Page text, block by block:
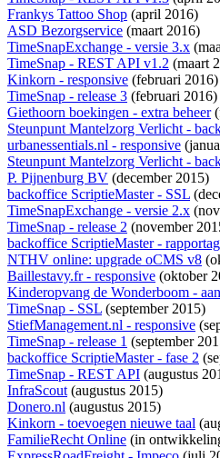
Frankys Tattoo Shop (april 2016)
ASD Bezorgservice (maart 2016)
TimeSnapExchange - versie 3.x
TimeSnap - REST API v1.2 (maart
Kinkorn - responsive (februari 2016)
TimeSnap - release 3 (februari 2016)
Giethoorn boekingen - extra beheer
Steunpunt Mantelzorg Verlicht -
urbanessentials.nl - responsive
Steunpunt Mantelzorg Verlicht -
P. Pijnenburg BV (december 2015)
backoffice ScriptieMaster - SSL
TimeSnapExchange - versie 2.x
TimeSnap - release 2 (november
backoffice ScriptieMaster -
NTHV online: upgrade oCMS v8
Baillestavy.fr - responsive (oktober
Kinderopvang de Wonderboom -
TimeSnap - SSL (september 2015)
StiefManagement.nl - responsive
TimeSnap - release 1 (september
backoffice ScriptieMaster - fase 2
TimeSnap - REST API (augustus
InfraScout(augustus 2015)
Donero.nl (augustus 2015)
Kinkorn - toevoegen nieuwe taal
FamilieRecht Online (in